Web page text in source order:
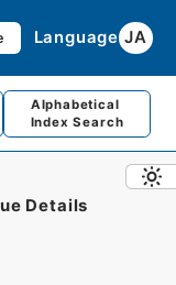
Language JA
Alphabetical
Index Search
Details